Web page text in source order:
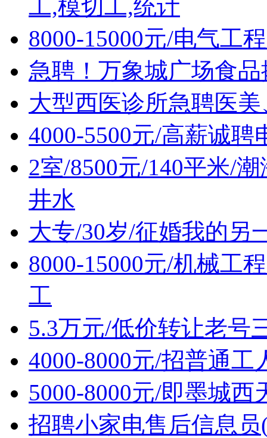
工,模切工,统计
8000-15000元/电气工
急聘！万象城广场食
大型西医诊所急聘医
4000-5500元/高薪诚
2室/8500元/140平米/
井水
大专/30岁/征婚我的另
8000-15000元/机械工
工
5.3万元/低价转让老号
4000-8000元/招普通
5000-8000元/即墨城
招聘小家电售后信息